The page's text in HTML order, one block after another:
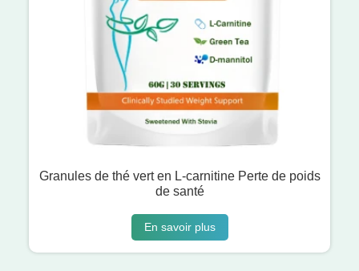
Granules de thé vert en L-carnitine Perte de poids
de santé
En savoir plus